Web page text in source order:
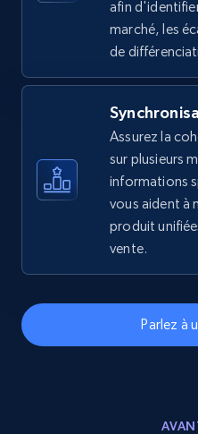
eBay - Gather data on
specified keywords
URL, Product id, Title,
Seller reviews,
afin
marché, les
de
Assurez la
sur plusieurs
informations
vous aident à
produit
vente.
Parlez à